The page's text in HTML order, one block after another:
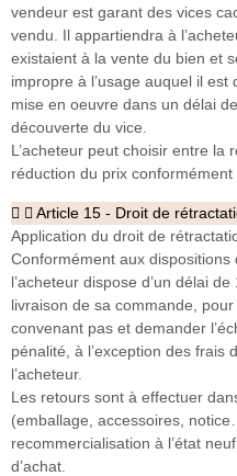
vendeur est garant des vices
vendu. Il appartiendra à
existaient à la vente du bien et
impropre à l’usage auquel il
mise en oeuvre dans un délai
découverte du vice.
L’acheteur peut choisir entre la
réduction du prix conformément
Article 15 - Droit de
Application du droit de
Conformément aux dispositions
l’acheteur dispose d’un délai
livraison de sa commande,
convenant pas et demander
pénalité, à l’exception des frais
l’acheteur.
Les retours sont à effectuer
(emballage, accessoires,
recommercialisation à l’état
d’achat.